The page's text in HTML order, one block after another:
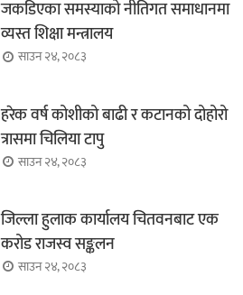
जकडिएका समस्याको नीतिगत समाधानमा
व्यस्त शिक्षा मन्त्रालय
साउन २४, २०८३
हरेक वर्ष कोशीको बाढी र कटानको दोहोरो
त्रासमा चिलिया टापु
साउन २४, २०८३
जिल्ला हुलाक कार्यालय चितवनबाट एक
करोड राजस्व सङ्कलन
साउन २४, २०८३